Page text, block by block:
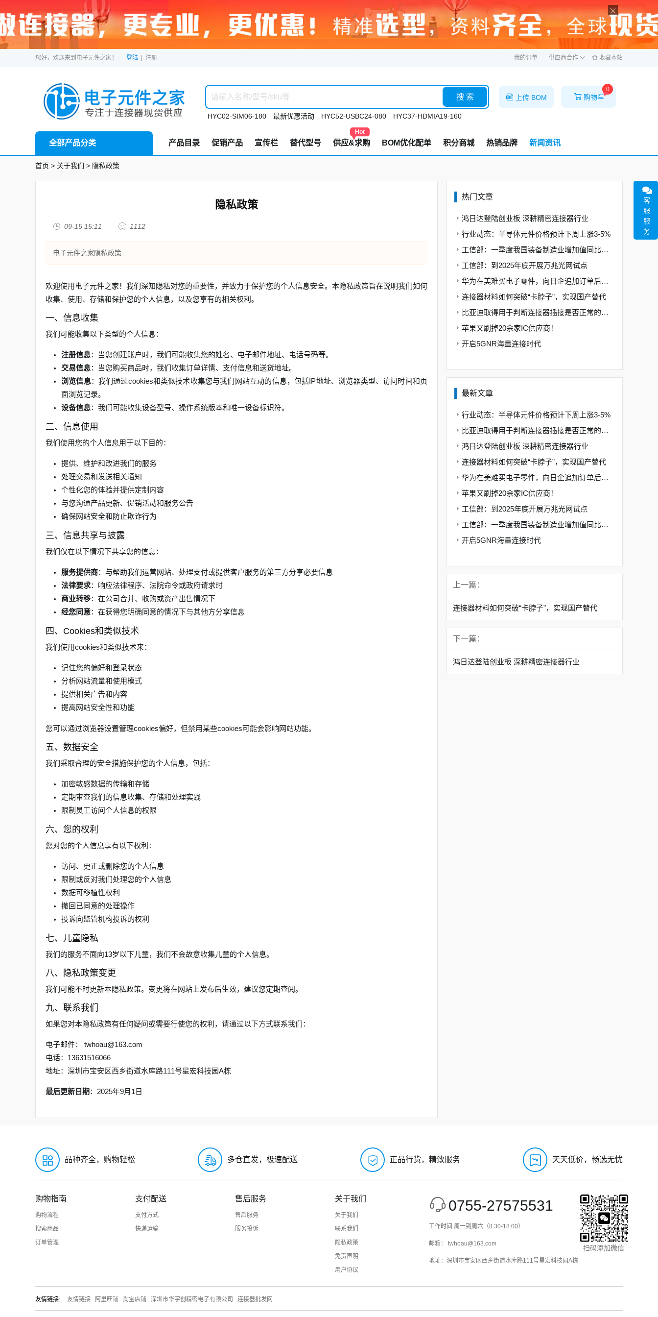
ဆ
您好，欢迎来到电子元件之家！ 登陆 注册 我的订单 供应商合作 收藏本站
HYC02-SIM06-180 最新优惠活动 HYC52-USBC24-080 HYC37-HDMIA19-160
搜 索 上传 BOM
0
购物车
全部产品分类 产品目录 促销产品 宣传栏 替代型号
Hot
供应&求购 BOM优化配单 积分商城 热销品牌 新闻资讯
首页 > 关于我们 > 隐私政策
隐私政策
 09-15 15:11  1112
电子元件之家隐私政策
欢迎使用电子元件之家！我们深知隐私对您的重要性，并致力于保护您的个人信息安全。本隐私政策旨在说明我们如何
收集、使用、存储和保护您的个人信息，以及您享有的相关权利。
一、信息收集
我们可能收集以下类型的个人信息：
注册信息：当您创建账户时，我们可能收集您的姓名、电子邮件地址、电话号码等。
交易信息：当您购买商品时，我们收集订单详情、支付信息和送货地址。
浏览信息：我们通过cookies和类似技术收集您与我们网站互动的信息，包括IP地址、浏览器类型、访问时间和页
面浏览记录。
设备信息：我们可能收集设备型号、操作系统版本和唯一设备标识符。
二、信息使用
我们使用您的个人信息用于以下目的：
提供、维护和改进我们的服务
处理交易和发送相关通知
个性化您的体验并提供定制内容
与您沟通产品更新、促销活动和服务公告
确保网站安全和防止欺诈行为
三、信息共享与披露
我们仅在以下情况下共享您的信息：
服务提供商：与帮助我们运营网站、处理支付或提供客户服务的第三方分享必要信息
法律要求：响应法律程序、法院命令或政府请求时
商业转移：在公司合并、收购或资产出售情况下
经您同意：在获得您明确同意的情况下与其他方分享信息
四、Cookies和类似技术
我们使用cookies和类似技术来：
记住您的偏好和登录状态
分析网站流量和使用模式
提供相关广告和内容
提高网站安全性和功能
您可以通过浏览器设置管理cookies偏好，但禁用某些cookies可能会影响网站功能。
五、数据安全
我们采取合理的安全措施保护您的个人信息，包括：
加密敏感数据的传输和存储
定期审查我们的信息收集、存储和处理实践
限制员工访问个人信息的权限
六、您的权利
您对您的个人信息享有以下权利：
访问、更正或删除您的个人信息
限制或反对我们处理您的个人信息
数据可移植性权利
撤回已同意的处理操作
投诉向监管机构投诉的权利
七、儿童隐私
我们的服务不面向13岁以下儿童，我们不会故意收集儿童的个人信息。
八、隐私政策变更
我们可能不时更新本隐私政策。变更将在网站上发布后生效，建议您定期查阅。
九、联系我们
如果您对本隐私政策有任何疑问或需要行使您的权利，请通过以下方式联系我们：
电子邮件： twhoau@163.com
电话：13631516066
地址：深圳市宝安区西乡街道水库路111号星宏科技园A栋
最后更新日期 ：2025年9月1日
热门文章
鸿日达登陆创业板 深耕精密连接器行业
行业动态：半导体元件价格预计下周上涨3-5%
工信部：一季度我国装备制造业增加值同比增长10.9%
工信部：到2025年底开展万兆光网试点
华为在美难买电子零件，向日企追加订单后起诉美政府
连接器材料如何突破“卡脖子”，实现国产替代
比亚迪取得用于判断连接器插接是否正常的专利，判断方式更加直观
苹果又刷掉20余家IC供应商！
开启5GNR海量连接时代
最新文章
行业动态：半导体元件价格预计下周上涨3-5%
比亚迪取得用于判断连接器插接是否正常的专利，判断方式更加直观
鸿日达登陆创业板 深耕精密连接器行业
连接器材料如何突破“卡脖子”，实现国产替代
华为在美难买电子零件，向日企追加订单后起诉美政府
苹果又刷掉20余家IC供应商！
工信部：到2025年底开展万兆光网试点
工信部：一季度我国装备制造业增加值同比增长10.9%
开启5GNR海量连接时代
上一篇：
连接器材料如何突破“卡脖子”，实现国产替代
下一篇：
鸿日达登陆创业板 深耕精密连接器行业
客
服
服
务
品种齐全，购物轻松 多仓直发，极速配送 正品行货，精致服务 天天低价，畅选无忧
购物指南
购物流程
搜索商品
订单管理
支付配送
支付方式
快递运输
售后服务
售后服务
服务投诉
关于我们
关于我们
联系我们
隐私政策
免责声明
用户协议
0755-27575531
工作时间 周一到周六（8:30-18:00）
邮箱： twhoau@163.com
地址：深圳市宝安区西乡街道水库路111号星宏科技园A栋
扫码添加微信
友情链接: 友情链接 阿里旺铺 淘宝店铺 深圳市华宇创精密电子有限公司 连接器批发网